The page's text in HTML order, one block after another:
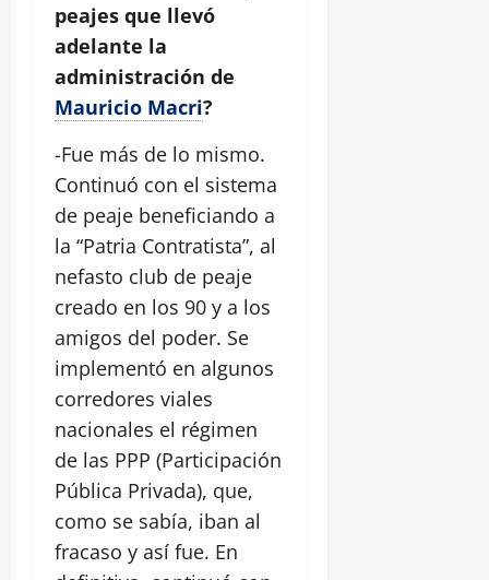
peajes que llevó
adelante la
administración de
Mauricio Macri?
-Fue más de lo mismo.
Continuó con el sistema
de peaje beneficiando a
la “Patria Contratista”, al
nefasto club de peaje
creado en los 90 y a los
amigos del poder. Se
implementó en algunos
corredores viales
nacionales el régimen
de las PPP (Participación
Pública Privada), que,
como se sabía, iban al
fracaso y así fue. En